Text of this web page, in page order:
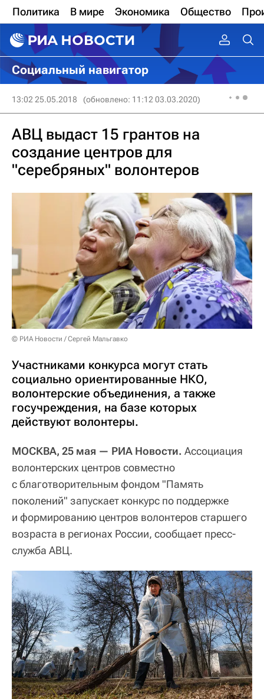
Политика В мире Экономика Общество
Социальный навигатор
13:02 25.05.2018 (обновлено: 11:12 03.03.2020)
АВЦ выдаст 15 грантов на
создание центров для
"серебряных" волонтеров
© РИА Новости / Сергей Мальгавко
Участниками конкурса могут стать
социально ориентированные НКО,
волонтерские объединения, а также
госучреждения, на базе которых
действуют волонтеры.
МОСКВА, 25 мая — РИА Новости. Ассоциация
волонтерских центров совместно
с благотворительным фондом "Память
поколений" запускает конкурс по поддержке
и формированию центров волонтеров старшего
возраста в регионах России, сообщает пресс-
служба АВЦ.